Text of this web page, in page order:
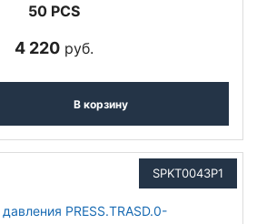
50 PCS
4 220руб.
В корзину
SPKT0043P1